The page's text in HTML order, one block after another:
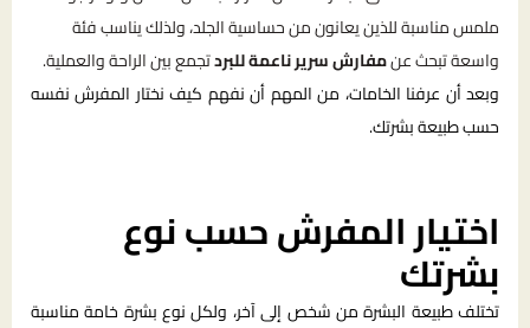
ملمس مناسبة للذين يعانون من حساسية الجلد، ولذلك يناسب فئة
واسعة تبحث عنمفارش سرير ناعمة للبردتجمع بين الراحة والعملية.
وبعد أن عرفنا الخامات، من المهم أن نفهم كيف نختار المفرش نفسه
حسب طبيعة بشرتك.
اختيار المفرش حسب نوع
بشرتك
تختلف طبيعة البشرة من شخص إلى آخر، ولكل نوع بشرة خامة مناسبة